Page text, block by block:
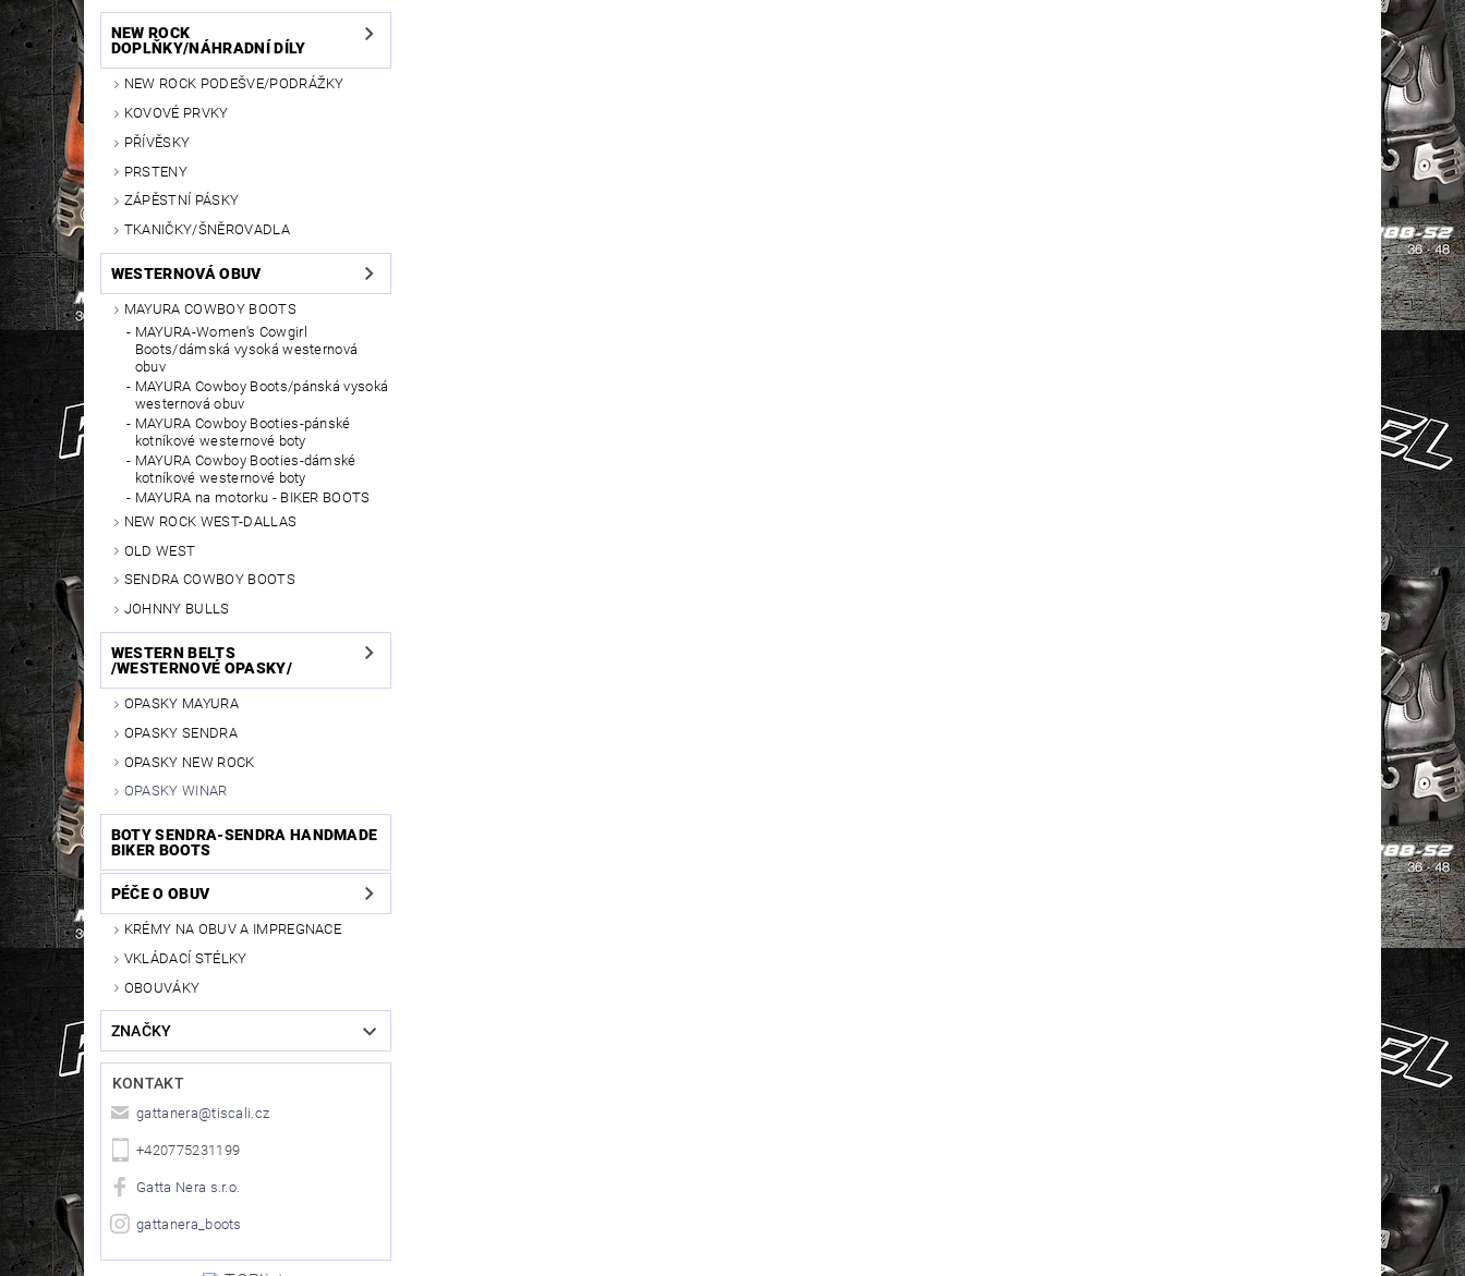
NEW ROCK
DOPLŇKY/NÁHRADNÍ DÍLY
NEW ROCK PODEŠVE/PODRÁŽKY
KOVOVÉ PRVKY
PŘÍVĚSKY
PRSTENY
ZÁPĚSTNÍ PÁSKY
TKANIČKY/ŠNĚROVADLA
WESTERNOVÁ OBUV
MAYURA COWBOY BOOTS
MAYURA-Women's Cowgirl
Boots/dámská vysoká westernová
obuv
MAYURA Cowboy Boots/pánská vysoká
westernová obuv
MAYURA Cowboy Booties-pánské
kotníkové westernové boty
MAYURA Cowboy Booties-dámské
kotníkové westernové boty
MAYURA na motorku - BIKER BOOTS
NEW ROCK WEST-DALLAS
OLD WEST
SENDRA COWBOY BOOTS
JOHNNY BULLS
WESTERN BELTS
/WESTERNOVÉ OPASKY/
OPASKY MAYURA
OPASKY SENDRA
OPASKY NEW ROCK
OPASKY WINAR
BOTY SENDRA-SENDRA HANDMADE
BIKER BOOTS
PÉČE O OBUV
KRÉMY NA OBUV A IMPREGNACE
VKLÁDACÍ STÉLKY
OBOUVÁKY
ZNAČKY
KONTAKT
gattanera@tiscali.cz
+420775231199
Gatta Nera s.r.o.
gattanera_boots